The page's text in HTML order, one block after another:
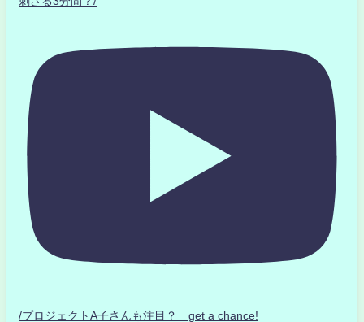
/プロジェクトA子さんも注目？ get a chance!